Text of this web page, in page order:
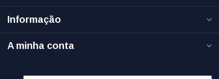
Informação
A minha conta